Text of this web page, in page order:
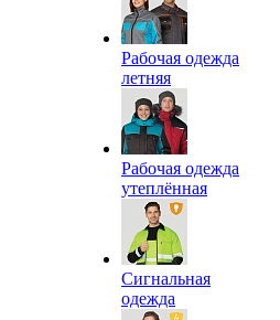
Рабочая одежда
летняя
Рабочая одежда
утеплённая
Сигнальная
одежда